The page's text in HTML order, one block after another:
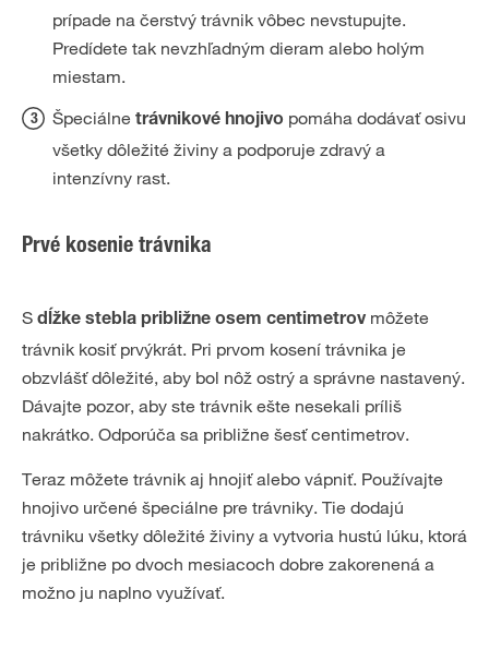
prípade na čerstvý trávnik vôbec nevstupujte.
Predídete tak nevzhľadným dieram alebo holým
miestam.
Špeciálne trávnikové hnojivo pomáha dodávať osivu
všetky dôležité živiny a podporuje zdravý a
intenzívny rast.
Prvé kosenie trávnika
S dĺžke stebla približne osem centimetrov môžete
trávnik kosiť prvýkrát. Pri prvom kosení trávnika je
obzvlášť dôležité, aby bol nôž ostrý a správne nastavený.
Dávajte pozor, aby ste trávnik ešte nesekali príliš
nakrátko. Odporúča sa približne šesť centimetrov.
Teraz môžete trávnik aj hnojiť alebo vápniť. Používajte
hnojivo určené špeciálne pre trávniky. Tie dodajú
trávniku všetky dôležité živiny a vytvoria hustú lúku, ktorá
je približne po dvoch mesiacoch dobre zakorenená a
možno ju naplno využívať.